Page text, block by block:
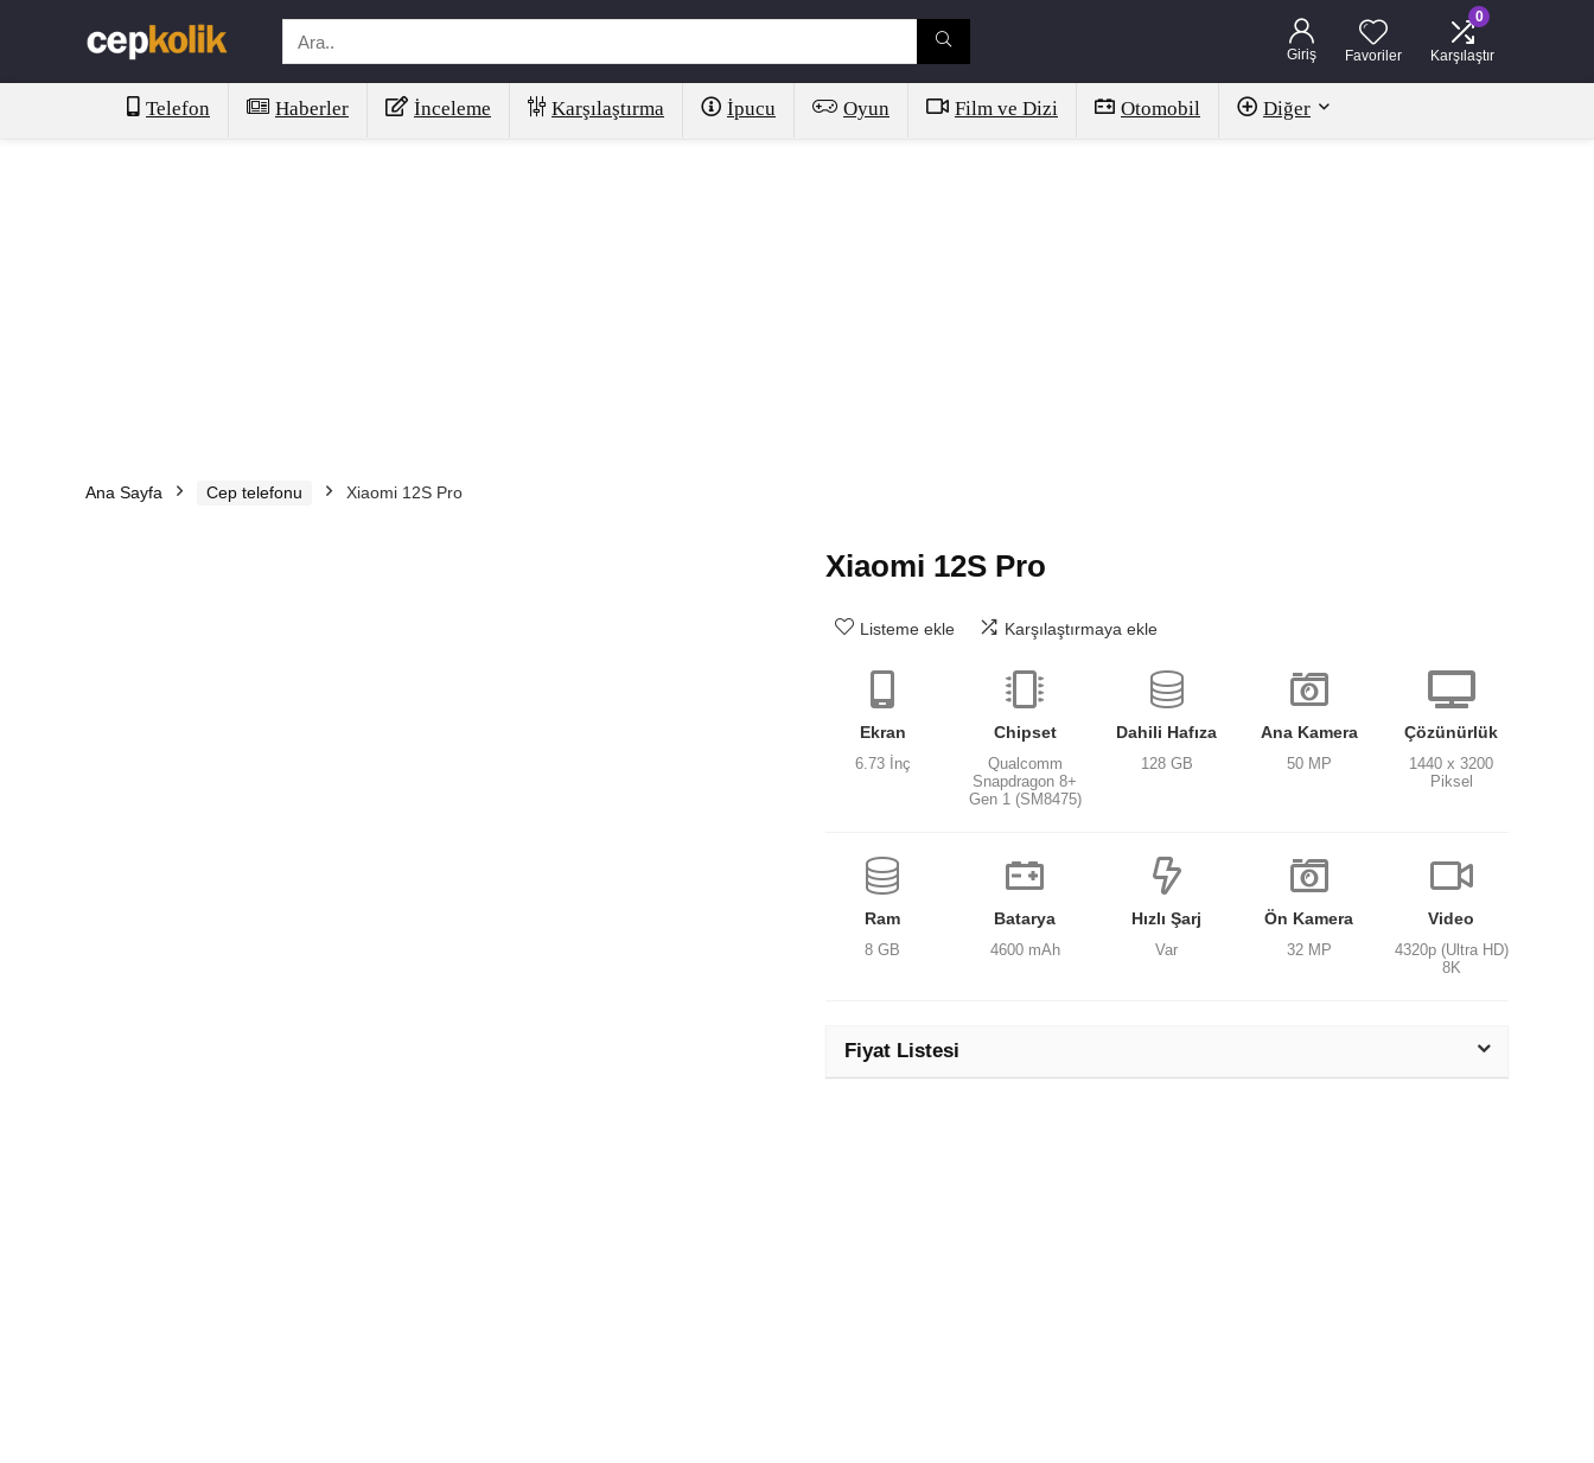
Giriş Favoriler
0
Karşılaştır
Telefon Haberler İnceleme Karşılaştırma İpucu Oyun Film ve Dizi Otomobil Diğer
Ana Sayfa Cep telefonu Xiaomi 12S Pro
Xiaomi 12S Pro
Listeme ekle Karşılaştırmaya ekle
Ekran
6.73 İnç
Chipset
Qualcomm
Snapdragon 8+
Gen 1 (SM8475)
Dahili Hafıza
128 GB
Ana Kamera
50 MP
Çözünürlük
1440 x 3200
Piksel
Ram
8 GB
Batarya
4600 mAh
Hızlı Şarj
Var
Ön Kamera
32 MP
Video
4320p (Ultra HD)
8K
Fiyat Listesi